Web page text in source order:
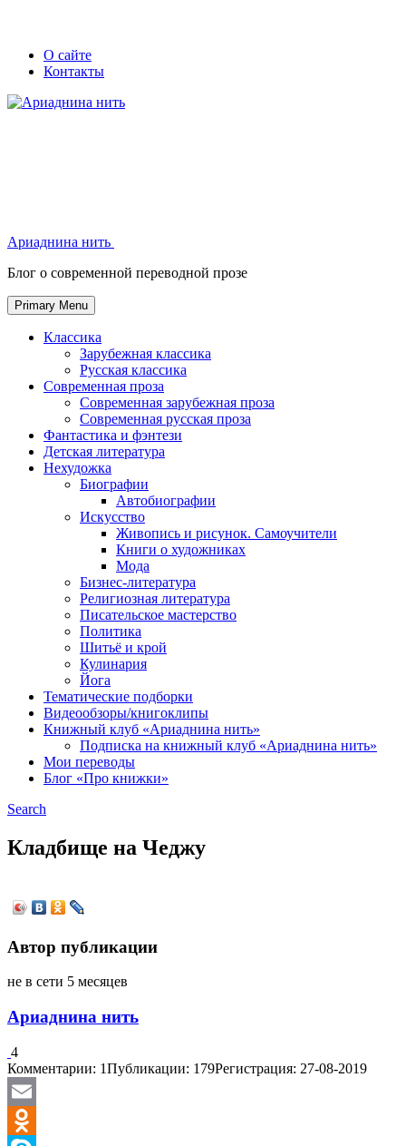
Skip
Secondary
left
navigation
Secondary
right
navigation
О сайте
Контакты
Ариаднина нить
Блог о современной переводной прозе
Primary Menu
Классика
Зарубежная классика
Русская классика
Современная проза
Современная зарубежная проза
Современная русская проза
Фантастика и фэнтези
Детская литература
Нехудожка
Биографии
Автобиографии
Искусство
Живопись и рисунок. Самоучители
Книги о художниках
Мода
Бизнес-литература
Религиозная литература
Писательское мастерство
Политика
Шитьё и крой
Кулинария
Йога
Тематические подборки
Видеообзоры/книгоклипы
Книжный клуб «Ариаднина нить»
Подписка на книжный клуб «Ариаднина нить»
Мои переводы
Блог «Про книжки»
Search
Кладбище на Чеджу
Автор публикации
не в сети 5 месяцев
Ариаднина нить
4
Комментарии: 1Публикации: 179Регистрация: 27-08-2019
Email